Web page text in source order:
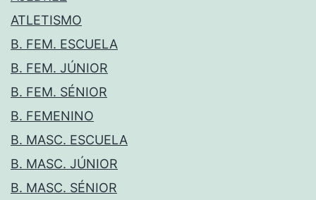
ATLETISMO
B. FEM. ESCUELA
B. FEM. JÚNIOR
B. FEM. SÉNIOR
B. FEMENINO
B. MASC. ESCUELA
B. MASC. JÚNIOR
B. MASC. SÉNIOR